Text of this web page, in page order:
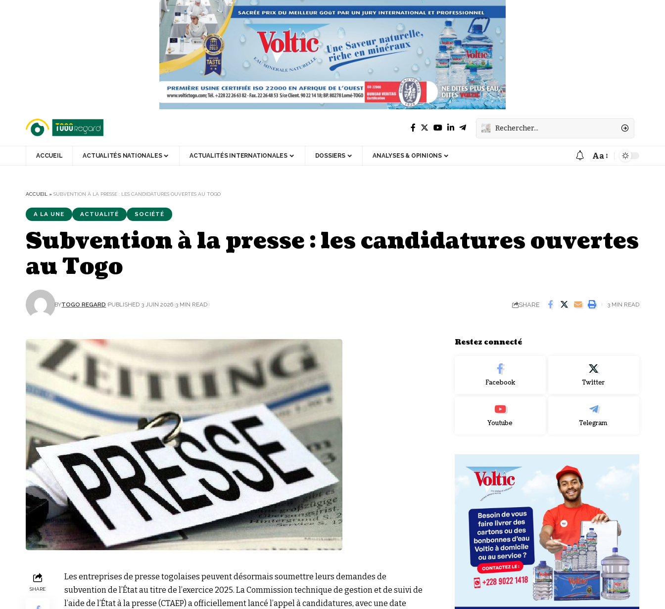
ACCUEIL ACTUALITÉS NATIONALES ACTUALITÉS INTERNATIONALES DOSSIERS ANALYSES & OPINIONS
Font
Aa
ACCUEIL » SUBVENTION À LA PRESSE : LES CANDIDATURES OUVERTES AU TOGO
A LA UNE ACTUALITÉ SOCIÉTÉ
Subvention à la presse : les candidatures ouvertes
au Togo
BYTOGO REGARD PUBLISHED 3 JUIN 2026 3 MIN READ SHARE 3 MIN READ
SHARE
Les entreprises de presse togolaises peuvent désormais soumettre leurs demandes de
subvention de l’État au titre de l’exercice 2025. La Commission technique de gestion et de suivi de
l’aide de l’État à la presse (CTAEP) a officiellement lancé l’appel à candidatures, avec une date
Restez connecté
Facebook Twitter
Youtube Telegram